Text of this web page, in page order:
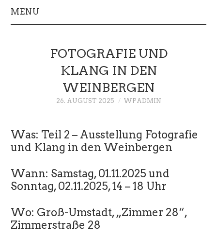
MENU
FOTOGRAFIE UND
KLANG IN DEN
WEINBERGEN
26. AUGUST 2025 WPADMIN
Was: Teil 2 – Ausstellung Fotografie
und Klang in den Weinbergen
Wann: Samstag, 01.11.2025 und
Sonntag, 02.11.2025, 14 – 18 Uhr
Wo: Groß-Umstadt, „Zimmer 28“,
Zimmerstraße 28